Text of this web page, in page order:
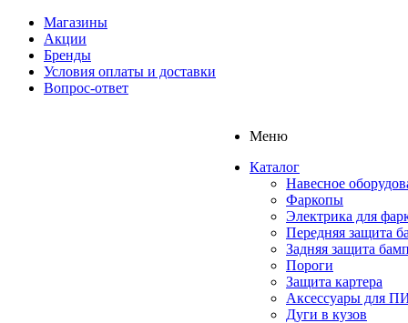
Магазины
Акции
Бренды
Условия оплаты и доставки
Вопрос-ответ
Меню
Каталог
Навесное
Фаркопы
Электрика для
Передняя защита
Задняя защита
Пороги
Защита картера
Аксессуары для
Дуги в кузов